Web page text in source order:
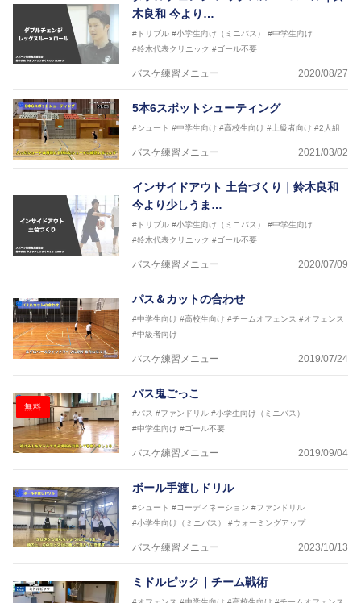
木良和 今より…
#ドリブル #小学生向け（ミニバス）
#中学生向け
#鈴木代表クリニック #ゴール不要
バスケ練習メニュー 2020/08/27
5本6スポットシューティング
#シュート #中学生向け #高校生向け #上級者向け #2人組
バスケ練習メニュー 2021/03/02
インサイドアウト 土台づくり｜鈴木良和
今より少しうま…
#ドリブル #小学生向け（ミニバス）
#中学生向け
#鈴木代表クリニック #ゴール不要
バスケ練習メニュー 2020/07/09
パス＆カットの合わせ
#中学生向け #高校生向け #チームオフェンス #オフェンス
#中級者向け
バスケ練習メニュー 2019/07/24
無料
パス鬼ごっこ
#パス #ファンドリル #小学生向け（ミニバス）
#中学生向け #ゴール不要
バスケ練習メニュー 2019/09/04
ボール手渡しドリル
#シュート #コーディネーション #ファンドリル
#小学生向け（ミニバス）
#ウォーミングアップ
バスケ練習メニュー 2023/10/13
ミドルピック｜チーム戦術